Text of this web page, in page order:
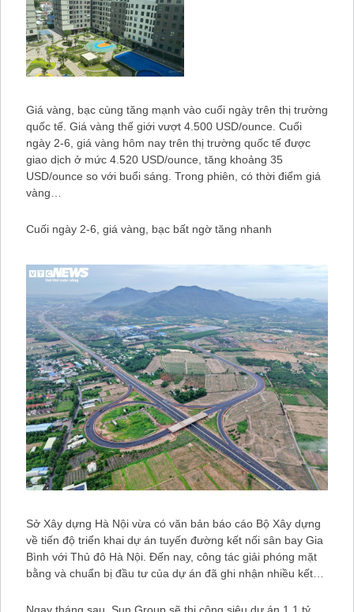
Giá vàng, bạc cùng tăng mạnh vào cuối ngày trên thị trường
quốc tế. Giá vàng thế giới vượt 4.500 USD/ounce. Cuối
ngày 2-6, giá vàng hôm nay trên thị trường quốc tế được
giao dịch ở mức 4.520 USD/ounce, tăng khoảng 35
USD/ounce so với buổi sáng. Trong phiên, có thời điểm giá
vàng…
Cuối ngày 2-6, giá vàng, bạc bất ngờ tăng nhanh
Sở Xây dựng Hà Nội vừa có văn bản báo cáo Bộ Xây dựng
về tiến độ triển khai dự án tuyến đường kết nối sân bay Gia
Bình với Thủ đô Hà Nội. Đến nay, công tác giải phóng mặt
bằng và chuẩn bị đầu tư của dự án đã ghi nhận nhiều kết…